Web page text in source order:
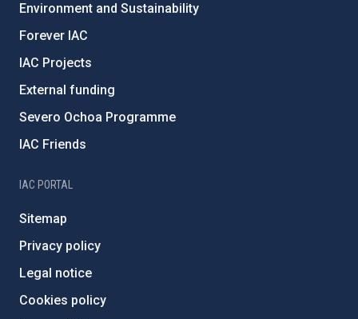
Environment and Sustainability
Forever IAC
IAC Projects
External funding
Severo Ochoa Programme
IAC Friends
IAC PORTAL
Sitemap
Privacy policy
Legal notice
Cookies policy